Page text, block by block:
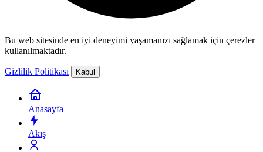
Bu web sitesinde en iyi deneyimi yaşamanızı sağlamak için çerezler
kullanılmaktadır.
Gizlilik Politikası Kabul
Anasayfa
Akış